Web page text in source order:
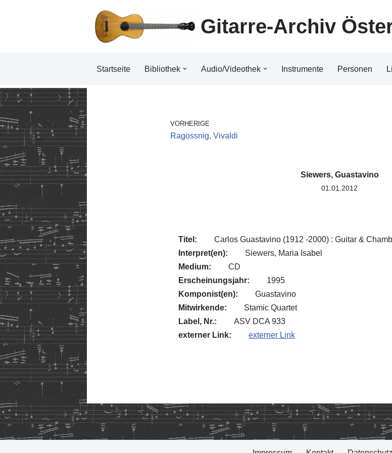
Gitarre-Archiv
Startseite Bibliothek Audio/Videothek Instrumente Personen
VORHERIGE
Ragossnig, Vivaldi
Siewers, Guastavino
01.01.2012
Titel:
Carlos Guastavino (1912 -2000) : Guitar &
Interpret(en):
Siewers, Maria Isabel
Medium:
CD
Erscheinungsjahr:
1995
Komponist(en):
Guastavino
Mitwirkende:
Stamic Quartet
Label, Nr.:
ASV DCA 933
externer Link:
externer Link